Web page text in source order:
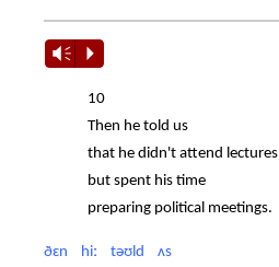
Vm P
10
Then he told us
that he didn't attend lectures
but spent his time
preparing political meetings.
ðɛn hiː təʊld ʌs